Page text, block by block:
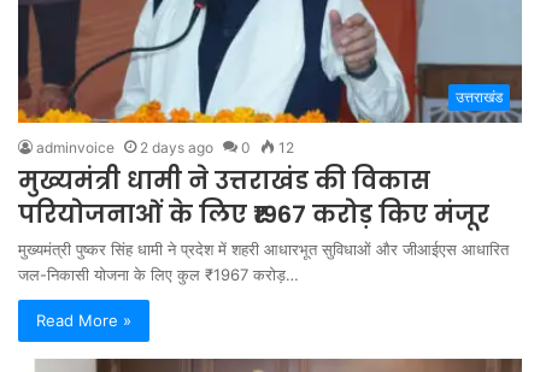
उत्तराखंड
adminvoice 2 days ago 0 12
मुख्यमंत्री धामी ने उत्तराखंड की विकास
परियोजनाओं के लिए ₹1967 करोड़ किए मंजूर
मुख्यमंत्री पुष्कर सिंह धामी ने प्रदेश में शहरी आधारभूत सुविधाओं और जीआईएस आधारित
जल-निकासी योजना के लिए कुल ₹1967 करोड़…
Read More »